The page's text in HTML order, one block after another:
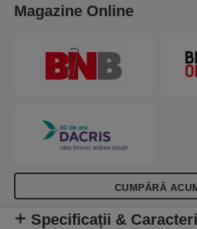
Magazine Online
CUMPĂRĂ
Specificații &